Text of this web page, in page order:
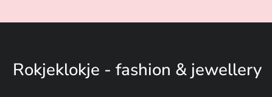
Rokjeklokje - fashion & jewellery